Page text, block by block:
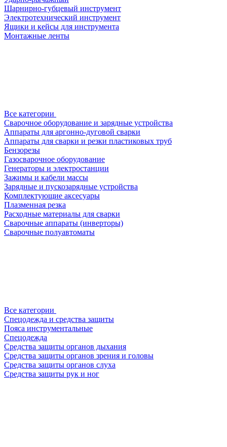
Шарнирно-губцевый инструмент
Электротехнический инструмент
Ящики и кейсы для инструмента
Монтажные ленты
Все категории
Сварочное оборудование и зарядные устройства
Аппараты для аргонно-дуговой сварки
Аппараты для сварки и резки пластиковых труб
Бензорезы
Газосварочное оборудование
Генераторы и электростанции
Зажимы и кабели массы
Зарядные и пускозарядные устройства
Комплектующие аксесуары
Плазменная резка
Расходные материалы для сварки
Сварочные аппараты (инверторы)
Сварочные полуавтоматы
Все категории
Спецодежда и средства защиты
Пояса инструментальные
Спецодежда
Средства защиты органов дыхания
Средства защиты органов зрения и головы
Средства защиты органов слуха
Средства защиты рук и ног